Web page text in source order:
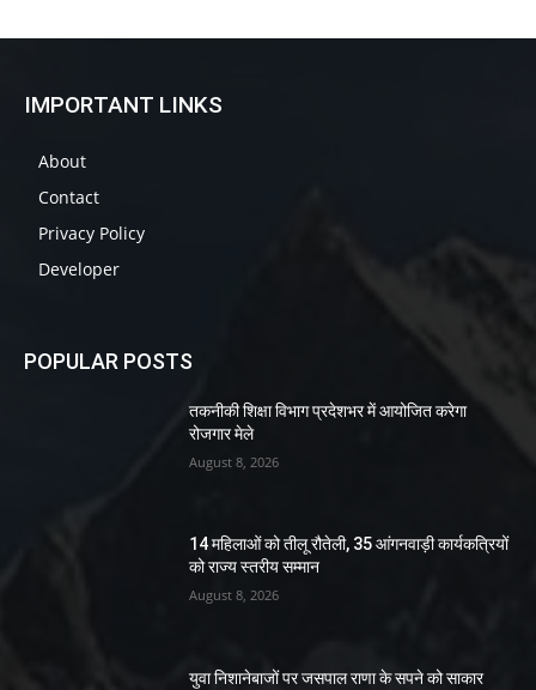
IMPORTANT LINKS
About
Contact
Privacy Policy
Developer
POPULAR POSTS
तकनीकी शिक्षा विभाग प्रदेशभर में आयोजित करेगा
रोजगार मेले
August 8, 2026
14 महिलाओं को तीलू रौतेली, 35 आंगनवाड़ी कार्यकत्रियों
को राज्य स्तरीय सम्मान
August 8, 2026
युवा निशानेबाजों पर जसपाल राणा के सपने को साकार